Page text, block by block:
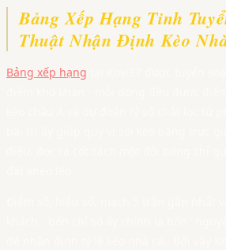
Bảng Xếp Hạng Tinh
Thuật Nhận Định Kèo
Bảng xếp hạng